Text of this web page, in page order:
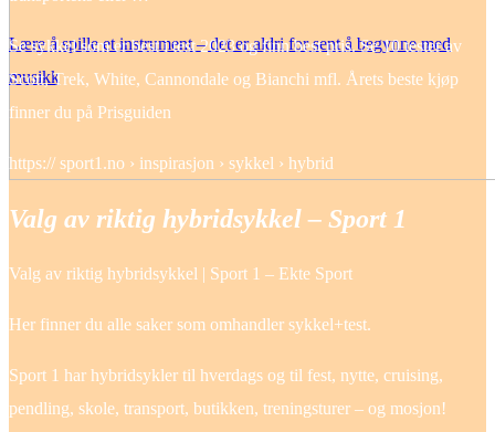
Lære å spille et instrument – det er aldri for sent å begynne med
musikk
Se sykkel som er best i test 2023 og finn best pris. Se 10 tester av
Scott, Trek, White, Cannondale og Bianchi mfl. Årets beste kjøp
finner du på Prisguiden
https:// sport1.no › inspirasjon › sykkel › hybrid
Valg av riktig hybridsykkel – Sport 1
Valg av riktig hybridsykkel | Sport 1 – Ekte Sport
Her finner du alle saker som omhandler sykkel+test.
Sport 1 har hybridsykler til hverdags og til fest, nytte, cruising,
pendling, skole, transport, butikken, treningsturer – og mosjon!